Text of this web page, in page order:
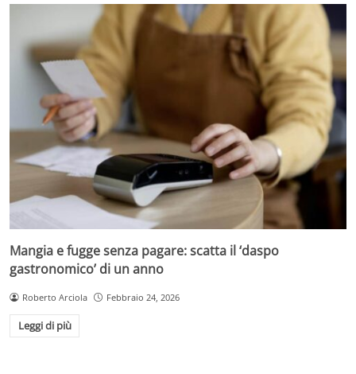
Mangia e fugge senza pagare: scatta il ‘daspo
gastronomico’ di un anno
Roberto Arciola Febbraio 24, 2026
Leggi di più